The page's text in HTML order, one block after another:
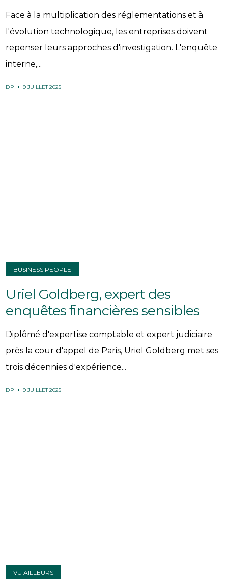
Face à la multiplication des réglementations et à
l'évolution technologique, les entreprises doivent
repenser leurs approches d'investigation. L'enquête
interne,...
DP 9 JUILLET 2025
BUSINESS PEOPLE
Uriel Goldberg, expert des
enquêtes financières sensibles
Diplômé d'expertise comptable et expert judiciaire
près la cour d'appel de Paris, Uriel Goldberg met ses
trois décennies d'expérience...
DP 9 JUILLET 2025
VU AILLEURS